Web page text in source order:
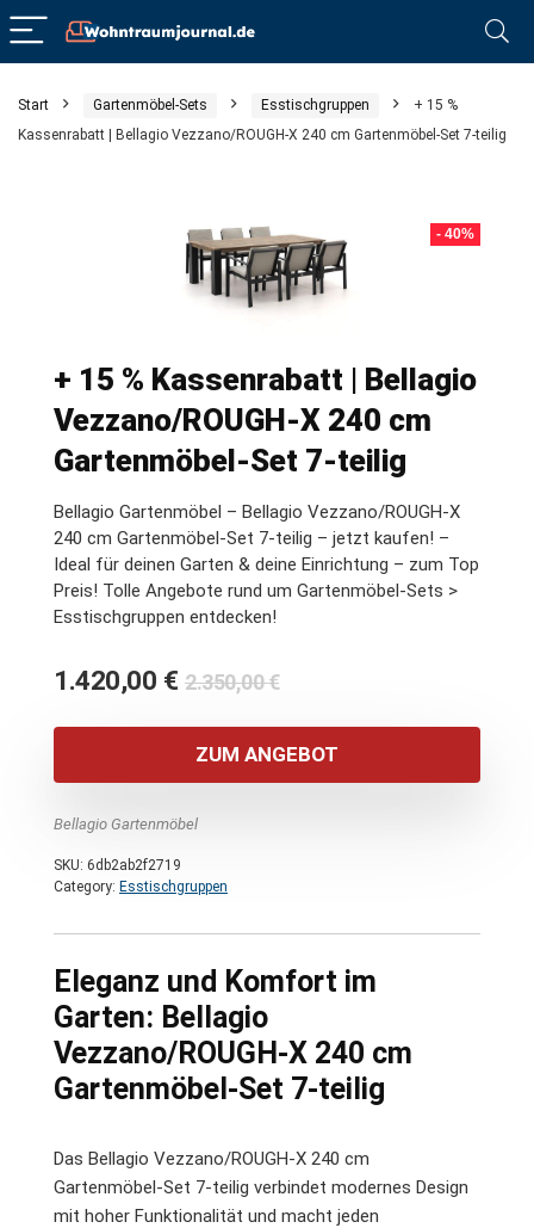
Start Gartenmöbel-Sets Esstischgruppen
+ 15 %
Kassenrabatt | Bellagio Vezzano/ROUGH-X 240 cm Gartenmöbel-Set 7-teilig
- 40%
+ 15 % Kassenrabatt | Bellagio
Vezzano/ROUGH-X 240 cm
Gartenmöbel-Set 7-teilig
Bellagio Gartenmöbel – Bellagio Vezzano/ROUGH-X
240 cm Gartenmöbel-Set 7-teilig – jetzt kaufen! –
Ideal für deinen Garten & deine Einrichtung – zum Top
Preis! Tolle Angebote rund um Gartenmöbel-Sets >
Esstischgruppen entdecken!
2.350,00€Ursprünglicher
war:
2.350,00 €
1.420,00 €
Aktueller
ist:
1.420,00 €.
ZUM ANGEBOT
Bellagio Gartenmöbel
SKU: 6db2ab2f2719
Category: Esstischgruppen
Eleganz und Komfort im
Garten: Bellagio
Vezzano/ROUGH-X 240 cm
Gartenmöbel-Set 7-teilig
Das Bellagio Vezzano/ROUGH-X 240 cm
Gartenmöbel-Set 7-teilig verbindet modernes Design
mit hoher Funktionalität und macht jeden